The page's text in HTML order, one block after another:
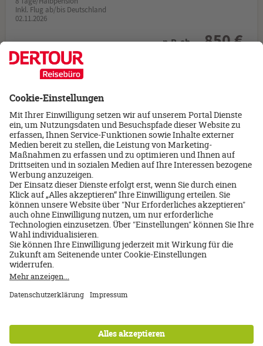
Inkl. Flug ab/bis Deutschland
02.11.2026
p.P. ab 850 €
Deutschland/Berlin
Hotel Dorint Kurfürstendamm Berlin
8 Tage/Frühstück
Inkl. Flug ab/bis Deutschland
24.08.2026